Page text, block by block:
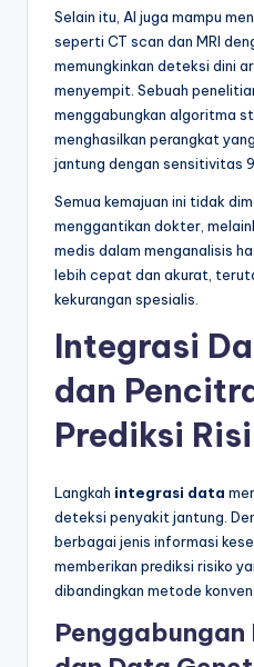
Selain itu, AI juga mampu
seperti CT scan dan MRI
memungkinkan deteksi dini
menyempit. Sebuah
menggabungkan algoritma
menghasilkan perangkat
jantung dengan sensitivitas
Semua kemajuan ini tidak
menggantikan dokter,
medis dalam menganalisis
lebih cepat dan akurat,
kekurangan spesialis.
Integrasi
dan
Prediksi
Langkah integrasi data
deteksi penyakit jantung.
berbagai jenis informasi
memberikan prediksi risiko
dibandingkan metode
Penggabungan